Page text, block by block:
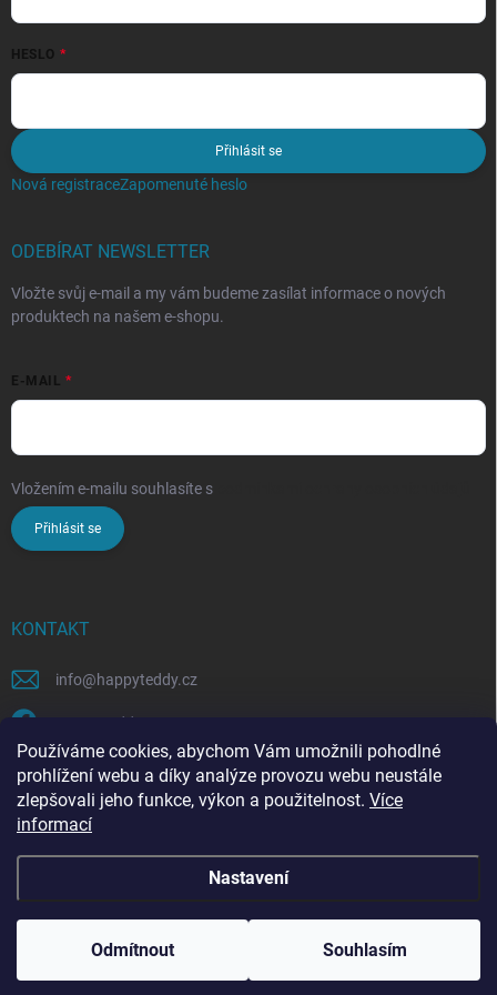
Používáme cookies, abychom Vám umožnili pohodlné
prohlížení webu a díky analýze provozu webu neustále
zlepšovali jeho funkce, výkon a použitelnost. Více
informací
Nastavení
Odmítnout Souhlasím
HESLO
Přihlásit se
Nová registraceZapomenuté heslo
ODEBÍRAT NEWSLETTER
Vložte svůj e-mail a my vám budeme zasílat informace o nových
produktech na našem e-shopu.
E-MAIL
Vložením e-mailu souhlasíte s
Přihlásit se
KONTAKT
info@happyteddy.cz
HappyTeddy
happyteddy.cz
Vytvořil Shoptet
Copyright 2026 . Všechna práva vyhrazena.